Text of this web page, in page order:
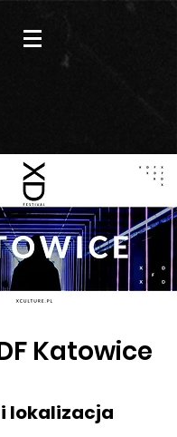
Katowice
i lokalizacja